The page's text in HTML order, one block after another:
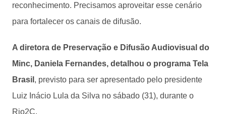
reconhecimento. Precisamos aproveitar esse cenário
para fortalecer os canais de difusão.
A diretora de Preservação e Difusão Audiovisual do
Minc, Daniela Fernandes, detalhou o programa Tela
Brasil , previsto para ser apresentado pelo presidente
Luiz Inácio Lula da Silva no sábado (31), durante o
Rio2C.